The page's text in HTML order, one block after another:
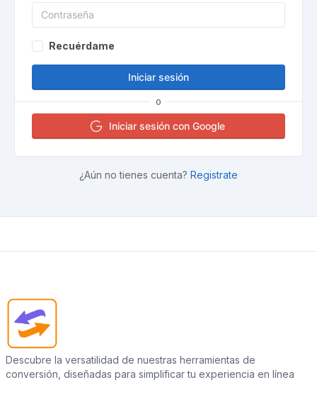
Recuérdame
Iniciar sesión
O
Iniciar sesión con Google
¿Aún no tienes cuenta? Registrate
Descubre la versatilidad de nuestras herramientas de
conversión, diseñadas para simplificar tu experiencia en línea